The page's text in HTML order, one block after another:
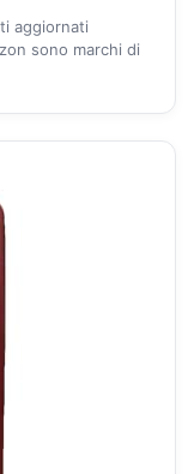
aggiornati
sono marchi di